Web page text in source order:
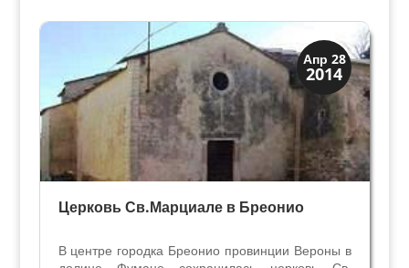
налогов,также публичные...
Апр 28
2014
Скрытая Верона
Церкви
Церковь Св.Марциале в Бреонио
В центре городка Бреонио провинции Вероны в